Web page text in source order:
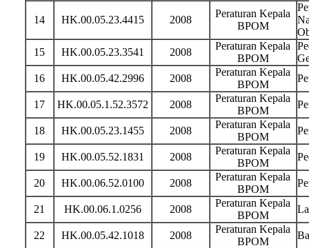
14 HK.00.05.23.4415 2008
Peraturan Kepala
BPOM
15
HK.00.05.23.3541 2008
Peraturan Kepala
BPOM
16
HK.00.05.42.2996 2008
Peraturan Kepala
BPOM
17 HK.00.05.1.52.3572 2008
Peraturan Kepala
BPOM
18 HK.00.05.23.1455 2008
Peraturan Kepala
BPOM
19 HK.00.05.52.1831 2008
Peraturan Kepala
BPOM
20 HK.00.06.52.0100 2008
Peraturan Kepala
BPOM
21 HK.00.06.1.0256 2008
Peraturan Kepala
BPOM
22 HK.00.05.42.1018 2008
Peraturan Kepala
BPOM